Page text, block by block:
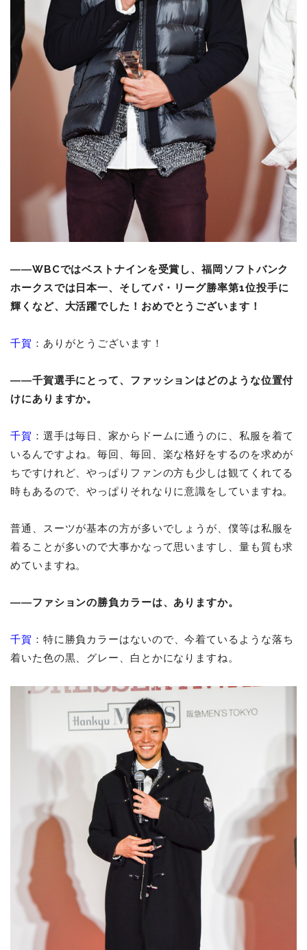
――WBCではベストナインを受賞し、福岡ソフトバンク
ホークスでは日本一、そしてパ・リーグ勝率第1位投手に
輝くなど、 大活躍でした！おめでとうございます！
千賀 ：ありがとうございます！
――千賀選手にとって、ファッションはどのような位置付
けにありますか。
千賀 ：選手は毎日、家からドームに通うのに、私服を着て
いるんですよね。毎回、毎回、楽な格好をするのを求めが
ちですけれど、やっぱりファンの方も少しは観てくれてる
時もあるので、やっぱりそれなりに意識をしていますね。
普通、スーツが基本の方が多いでしょうが、僕等は私服を
着ることが多いので大事かなって思いますし、量も質も求
めていますね。
――ファションの勝負カラーは、ありますか。
千賀 ：特に勝負カラーはないので、今着ているような落ち
着いた色の黒、グレー、白とかになりますね。